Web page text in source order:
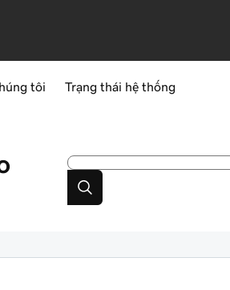
tôi Trạng thái hệ thống